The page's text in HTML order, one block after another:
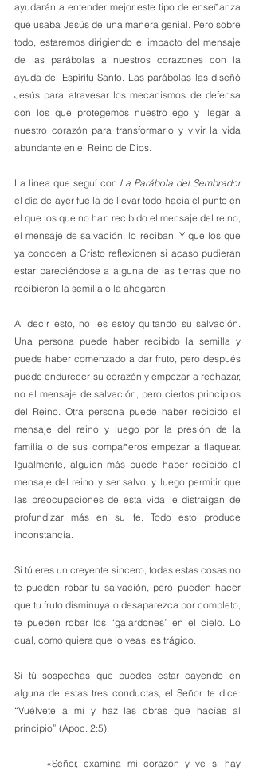
ayudarán a entender mejor este tipo de enseñanza
que usaba Jesús de una manera genial. Pero sobre
todo, estaremos dirigiendo el impacto del mensaje
de las parábolas a nuestros corazones con la
ayuda del Espíritu Santo. Las parábolas las diseñó
Jesús para atravesar los mecanismos de defensa
con los que protegemos nuestro ego y llegar a
nuestro corazón para transformarlo y vivir la vida
abundante en el Reino de Dios.
La linea que seguí con La Parábola del Sembrador
el día de ayer fue la de llevar todo hacia el punto en
el que los que no han recibido el mensaje del reino,
el mensaje de salvación, lo reciban. Y que los que
ya conocen a Cristo reflexionen si acaso pudieran
estar pareciéndose a alguna de las tierras que no
recibieron la semilla o la ahogaron.
Al decir esto, no les estoy quitando su salvación.
Una persona puede haber recibido la semilla y
puede haber comenzado a dar fruto, pero después
puede endurecer su corazón y empezar a rechazar,
no el mensaje de salvación, pero ciertos principios
del Reino. Otra persona puede haber recibido el
mensaje del reino y luego por la presión de la
familia o de sus compañeros empezar a flaquear.
Igualmente, alguien más puede haber recibido el
mensaje del reino y ser salvo, y luego permitir que
las preocupaciones de esta vida le distraigan de
profundizar más en su fe. Todo esto produce
inconstancia.
Si tú eres un creyente sincero, todas estas cosas no
te pueden robar tu salvación, pero pueden hacer
que tu fruto disminuya o desaparezca por completo,
te pueden robar los “galardones” en el cielo. Lo
cual, como quiera que lo veas, es trágico.
Si tú sospechas que puedes estar cayendo en
alguna de estas tres conductas, el Señor te dice:
“Vuélvete a mí y haz las obras que hacías al
principio” (Apoc. 2:5).
«Señor, examina mi corazón y ve si hay